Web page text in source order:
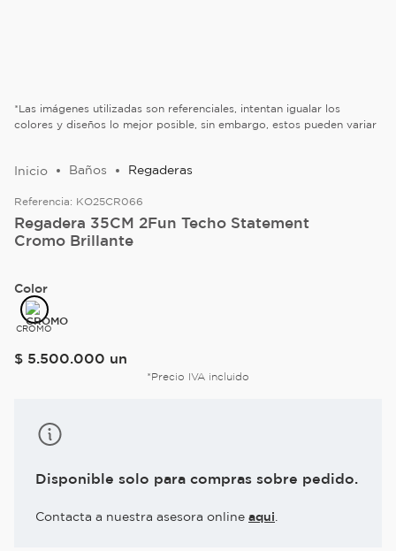
*Las imágenes utilizadas son referenciales, intentan igualar los
colores y diseños lo mejor posible, sin embargo, estos pueden variar
Baños Regaderas
Referencia: KO25CR066
Regadera 35CM 2Fun Techo Statement
Cromo Brillante
Color
CROMO
$ 5.500.000 un
*Precio IVA incluido
Disponible solo para compras sobre pedido.
Contacta a nuestra asesora online aqui